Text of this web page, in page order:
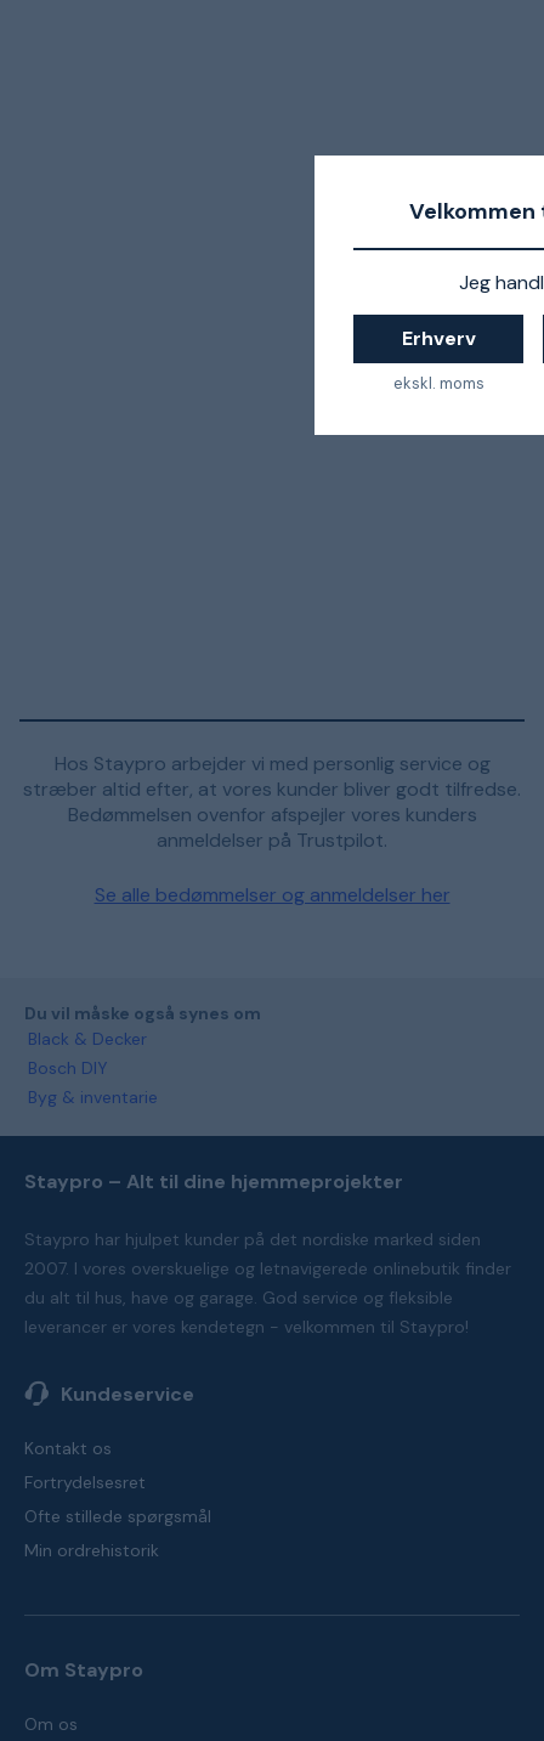
Jeg
Erhverv
ekskl. moms
Hos Staypro arbejder vi med personlig service og
stræber altid efter, at vores kunder bliver godt tilfredse.
Bedømmelsen ovenfor afspejler vores kunders
anmeldelser på Trustpilot.
Se alle bedømmelser og anmeldelser her
Du vil måske også synes om
Black & Decker
Bosch DIY
Byg & inventarie
Staypro – Alt til dine hjemmeprojekter
Staypro har hjulpet kunder på det nordiske marked siden
2007. I vores overskuelige og letnavigerede onlinebutik finder
du alt til hus, have og garage. God service og fleksible
leverancer er vores kendetegn - velkommen til Staypro!
Kundeservice
Kontakt os
Fortrydelsesret
Ofte stillede spørgsmål
Min ordrehistorik
Om Staypro
Om os